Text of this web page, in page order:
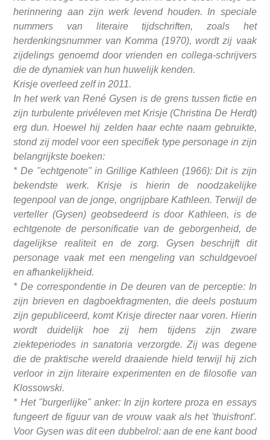
herinnering aan zijn werk levend houden. In speciale
nummers van literaire tijdschriften, zoals het
herdenkingsnummer van Komma (1970), wordt zij vaak
zijdelings genoemd door vrienden en collega-schrijvers
die de dynamiek van hun huwelijk kenden.
Krisje overleed zelf in 2011.
In het werk van René Gysen is de grens tussen fictie en
zijn turbulente privéleven met Krisje (Christina De Herdt)
erg dun. Hoewel hij zelden haar echte naam gebruikte,
stond zij model voor een specifiek type personage in zijn
belangrijkste boeken:
* De "echtgenote" in Grillige Kathleen (1966): Dit is zijn
bekendste werk. Krisje is hierin de noodzakelijke
tegenpool van de jonge, ongrijpbare Kathleen. Terwijl de
verteller (Gysen) geobsedeerd is door Kathleen, is de
echtgenote de personificatie van de geborgenheid, de
dagelijkse realiteit en de zorg. Gysen beschrijft dit
personage vaak met een mengeling van schuldgevoel
en afhankelijkheid.
* De correspondentie in De deuren van de perceptie: In
zijn brieven en dagboekfragmenten, die deels postuum
zijn gepubliceerd, komt Krisje directer naar voren. Hierin
wordt duidelijk hoe zij hem tijdens zijn zware
ziekteperiodes in sanatoria verzorgde. Zij was degene
die de praktische wereld draaiende hield terwijl hij zich
verloor in zijn literaire experimenten en de filosofie van
Klossowski.
* Het "burgerlijke" anker: In zijn kortere proza en essays
fungeert de figuur van de vrouw vaak als het 'thuisfront'.
Voor Gysen was dit een dubbelrol: aan de ene kant bood